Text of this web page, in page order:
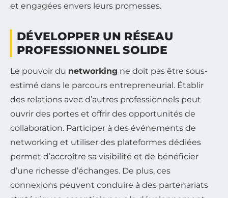
et engagées envers leurs promesses.
DÉVELOPPER UN RÉSEAU
PROFESSIONNEL SOLIDE
Le pouvoir du networking ne doit pas être sous-
estimé dans le parcours entrepreneurial. Établir
des relations avec d’autres professionnels peut
ouvrir des portes et offrir des opportunités de
collaboration. Participer à des événements de
networking et utiliser des plateformes dédiées
permet d’accroître sa visibilité et de bénéficier
d’une richesse d’échanges. De plus, ces
connexions peuvent conduire à des partenariats